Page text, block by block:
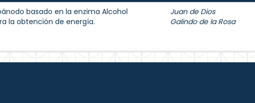
basado en la enzima Alcohol
la obtención de energía.
Juan de Dios
Galindo de la Rosa